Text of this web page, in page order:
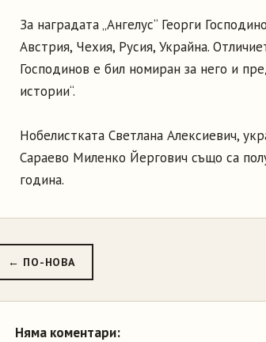
За наградата „Ангелус“ Георги
Австрия, Чехия, Русия, Украйна.
Господинов е бил номиран за него и
истории“.
Нобелистката Светлана Алексиевич,
Сараево Миленко Йергович също са
година.
← ПО-НОВА
Няма коментари: